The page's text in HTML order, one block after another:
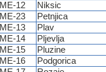
ME-12
Niksic
ME-23
Petnjica
ME-13
Plav
ME-14
Pljevlja
ME-15
Pluzine
ME-16
Podgorica